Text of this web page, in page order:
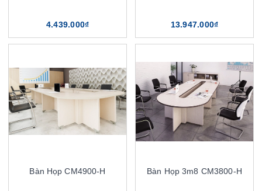
4.439.000₫ 13.947.000₫
Bàn Họp CM4900-H Bàn Họp 3m8 CM3800-H